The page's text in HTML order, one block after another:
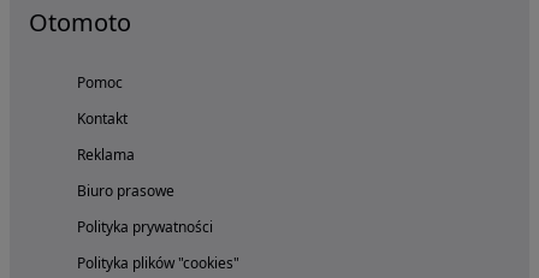
Otomoto
Pomoc
Kontakt
Reklama
Biuro prasowe
Polityka prywatności
Polityka plików "cookies"